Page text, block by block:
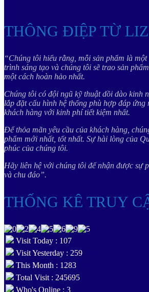
THÔNG ĐIỆP TỪ
“Chúng tôi hiểu rằng, mỗi sản phẩm là
trình sáng tạo và chúng tôi sẽ trao sản
một cách hoàn hảo nhất.
Chúng tôi có đội ngũ kỹ thuật dồi dào kinh
lắp đặt cấu hình hệ thống phù hợp đáp ứng
khách hàng với kinh phí tiết kiệm nhất.
Để thỏa mãn yêu cầu của khách hàng,
phẩm mới nhất, tốt nhất. Sự hài lòng của
phúc của chúng tôi.
Hãy liên hệ với chúng tôi để nhận được sự
và chu đáo”.
THỐNG KÊ TRUY
Visit Today : 107
Visit Yesterday : 259
This Month : 1283
Total Visit : 245695
Who's Online : 3